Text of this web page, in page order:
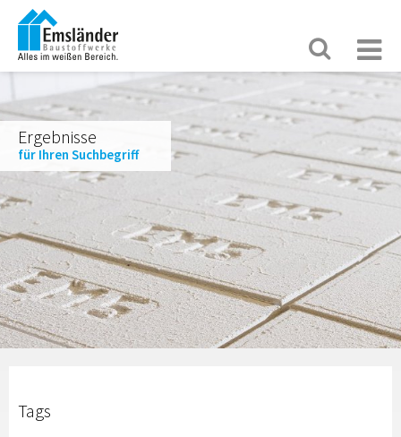
Ergebnisse
für Ihren Suchbegriff
Tags